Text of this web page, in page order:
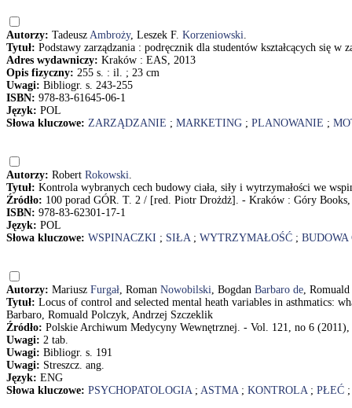
Autorzy: Tadeusz Ambroży, Leszek F. Korzeniowski.
Tytuł: Podstawy zarządzania : podręcznik dla studentów kształcących się
Adres wydawniczy: Kraków : EAS, 2013
Opis fizyczny: 255 s. : il. ; 23 cm
Uwagi: Bibliogr. s. 243-255
ISBN: 978-83-61645-06-1
Język: POL
Słowa kluczowe: ZARZĄDZANIE ; MARKETING ; PLANOWANIE ;
Autorzy: Robert Rokowski.
Tytuł: Kontrola wybranych cech budowy ciała, siły i wytrzymałości we
Źródło: 100 porad GÓR. T. 2 / [red. Piotr Drożdż]. - Kraków : Góry
ISBN: 978-83-62301-17-1
Język: POL
Słowa kluczowe: WSPINACZKI ; SIŁA; WYTRZYMAŁOŚĆ ;
Autorzy: Mariusz Furgał, Roman Nowobilski, Bogdan Barbaro de, Romuald
Tytuł: Locus of control and selected mental heath variables in asthmatics:
Barbaro, Romuald Polczyk, Andrzej Szczeklik
Źródło: Polskie Archiwum Medycyny Wewnętrznej. - Vol. 121, no 6 (2011),
Uwagi: 2 tab.
Uwagi: Bibliogr. s. 191
Uwagi: Streszcz. ang.
Język: ENG
Słowa kluczowe: PSYCHOPATOLOGIA; ASTMA; KONTROLA; PŁEĆ